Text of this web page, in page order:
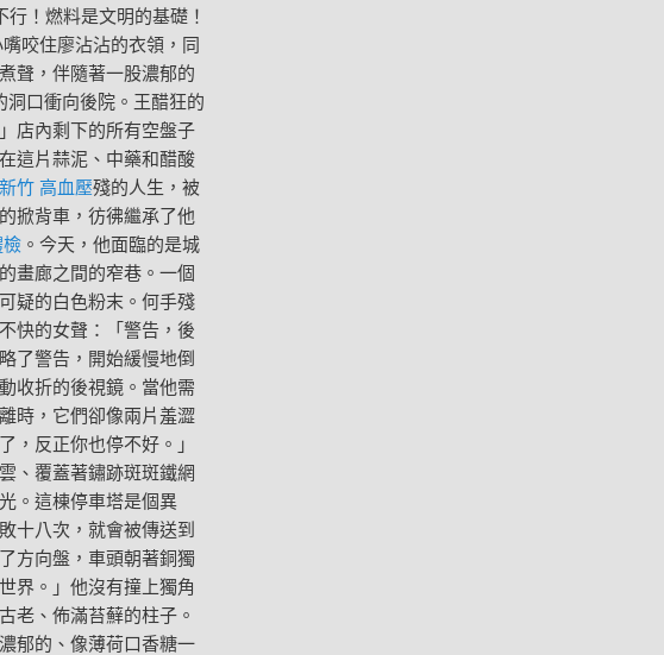
！燃料是文明的基礎！
咬住廖沾沾的衣領，同
聲，伴隨著一股濃郁的
口衝向後院。王醋狂的
店內剩下的所有空盤子
這片蒜泥、中藥和醋酸
竹 高血壓殘的人生，被
掀背車，彷彿繼承了他
。今天，他面臨的是城
畫廊之間的窄巷。一個
疑的白色粉末。何手殘
快的女聲：「警告，後
了警告，開始緩慢地倒
收折的後視鏡。當他需
時，它們卻像兩片羞澀
，反正你也停不好。」
、覆蓋著鏽跡斑斑鐵網
。這棟停車塔是個異
十八次，就會被傳送到
方向盤，車頭朝著銅獨
界。」他沒有撞上獨角
老、佈滿苔蘚的柱子。
郁的、像薄荷口香糖一